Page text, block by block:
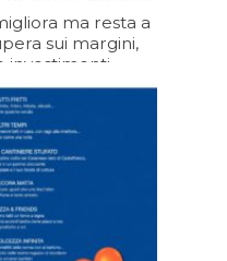
ma resta a
sui margini,
investimenti